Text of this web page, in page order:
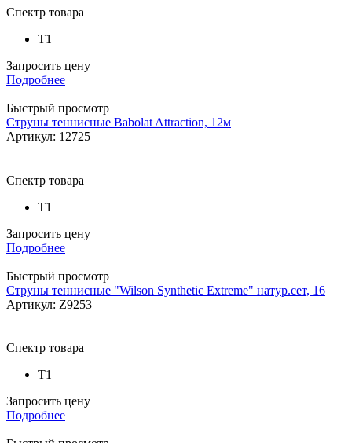
Спектр товара
Т1
Запросить цену
Подробнее
Быстрый просмотр
Струны теннисные Babolat Attraction, 12м
Артикул: 12725
Спектр товара
Т1
Запросить цену
Подробнее
Быстрый просмотр
Струны теннисные "Wilson Synthetic Extreme" натур.сет, 16
Артикул: Z9253
Спектр товара
Т1
Запросить цену
Подробнее